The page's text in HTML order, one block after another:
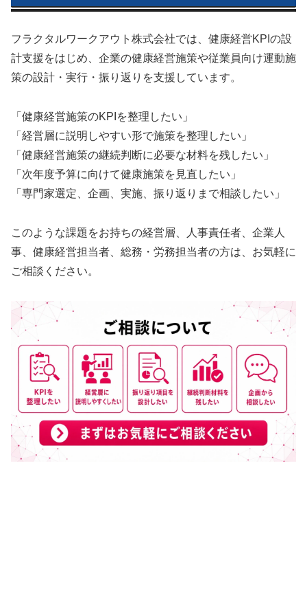
フラクタルワークアウト株式会社では、健康経営KPIの設
計支援をはじめ、企業の健康経営施策や従業員向け運動施
策の設計・実行・振り返りを支援しています。
「健康経営施策のKPIを整理したい」
「経営層に説明しやすい形で施策を整理したい」
「健康経営施策の継続判断に必要な材料を残したい」
「次年度予算に向けて健康施策を見直したい」
「専門家選定、企画、実施、振り返りまで相談したい」
このような課題をお持ちの経営層、人事責任者、企業人
事、健康経営担当者、総務・労務担当者の方は、お気軽に
ご相談ください。